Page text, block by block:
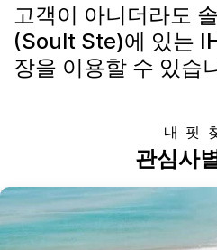
고객이 아니더라도
(Soult Ste)에 있는
장을 이용할 수 있습
내 핏
관심사